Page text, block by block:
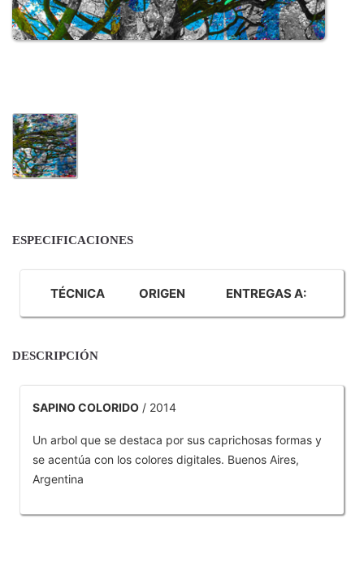
ESPECIFICACIONES
TÉCNICA ORIGEN ENTREGAS A:
DESCRIPCIÓN
SAPINO COLORIDO / 2014
Un arbol que se destaca por sus caprichosas formas y
se acentúa con los colores digitales. Buenos Aires,
Argentina